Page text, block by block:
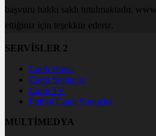
başvuru hakkı saklı tutulmaktadır.
ettiğiniz için teşekkür ederiz.
SERVİSLER 2
Canlı Borsa
Canlı Sonuçlar
Canlı TV
Futbol Canlı Sonuçlar
MULTİMEDYA